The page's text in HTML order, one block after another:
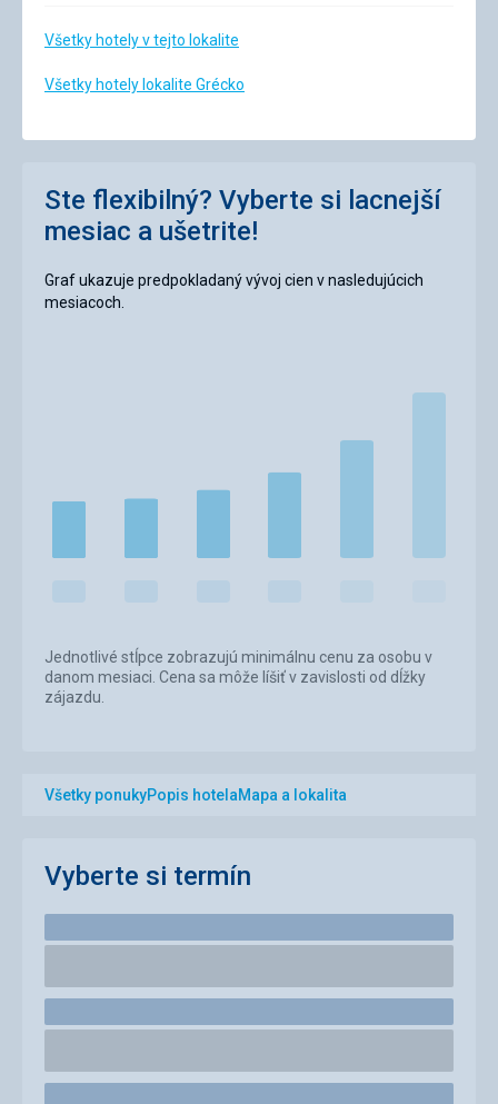
Všetky hotely v tejto lokalite
Všetky hotely lokalite Grécko
Ste flexibilný? Vyberte si lacnejší
mesiac a ušetrite!
Graf ukazuje predpokladaný vývoj cien v nasledujúcich
mesiacoch.
Jednotlivé stĺpce zobrazujú minimálnu cenu za osobu v
danom mesiaci. Cena sa môže líšiť v zavislosti od dĺžky
zájazdu.
Všetky ponukyPopis hotelaMapa a lokalita
Vyberte si termín